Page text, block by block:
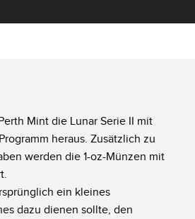
Mint die Lunar Serie II mit
heraus. Zusätzlich zu
werden die 1-oz-Münzen mit
ein kleines
dazu dienen sollte, den